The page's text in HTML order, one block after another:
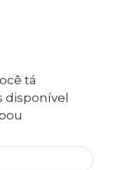
tá
disponível